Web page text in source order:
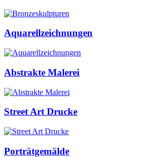
Aquarellzeichnungen
Abstrakte Malerei
Street Art Drucke
Porträtgemälde